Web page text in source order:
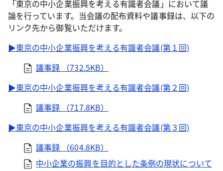
「東京の中小企業振興を考える有識者会議」において議
論を行っています。当会議の配布資料や議事録は、以下の
リンク先から御覧いただけます。
▶東京の中小企業振興を考える有識者会議(第１回)
議事録 （732.5KB）
▶東京の中小企業振興を考える有識者会議(第２回)
議事録 （717.8KB）
▶東京の中小企業振興を考える有識者会議(第３回)
議事録 （604.8KB）
中小企業の振興を目的とした条例の現状について